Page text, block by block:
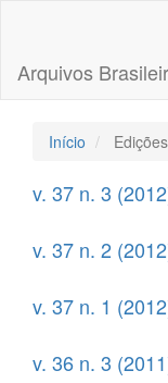
principal
Barra
Arquivos
Início
v. 37 n. 3
v. 37 n. 2
v. 37 n. 1
v. 36 n. 3